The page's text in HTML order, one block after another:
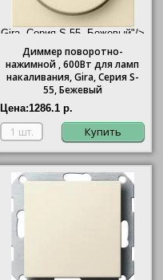
Gira, Серия S-55, Бежевый"/>
Диммер поворотно-
нажимной , 600Вт для ламп
накаливания,Gira, Серия S-
55, Бежевый
Цена:1286.1 р.
Купить